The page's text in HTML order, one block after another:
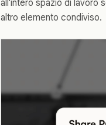
all'intero spazio di lavoro
altro elemento condiviso.